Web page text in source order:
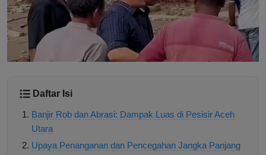
Daftar Isi
Banjir Rob dan Abrasi: Dampak Luas di Pesisir Aceh
Utara
Upaya Penanganan dan Pencegahan Jangka Panjang